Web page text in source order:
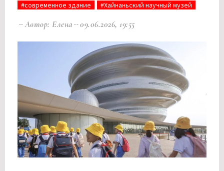
#современное здание
#Хайнаньский научный музей
Автор: Елена 09.06.2026, 19:55